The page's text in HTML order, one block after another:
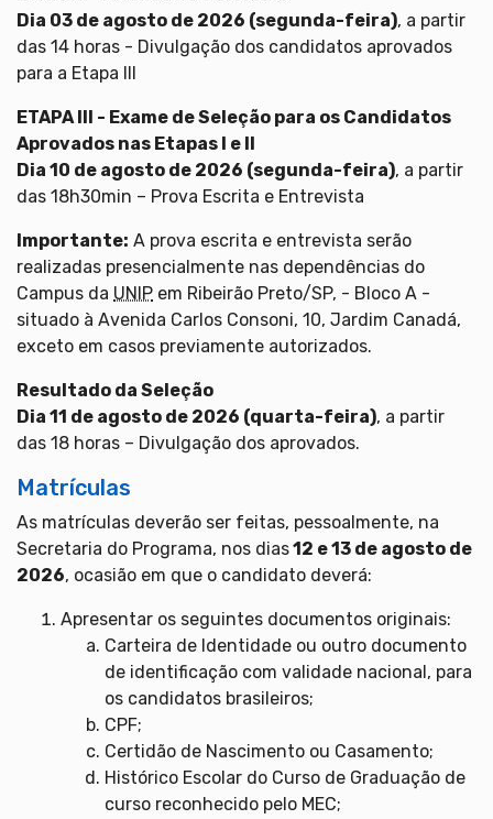
Dia 03 de agosto de 2026 (segunda-feira), a partir
das 14 horas - Divulgação dos candidatos aprovados
para a Etapa III
ETAPA III - Exame de Seleção para os Candidatos
Aprovados nas Etapas I e II
Dia 10 de agosto de 2026 (segunda-feira), a partir
das 18h30min – Prova Escrita e Entrevista
Importante: A prova escrita e entrevista serão
realizadas presencialmente nas dependências do
Campus da UNIP em Ribeirão Preto/SP, - Bloco A -
situado à Avenida Carlos Consoni, 10, Jardim Canadá,
exceto em casos previamente autorizados.
Resultado da Seleção
Dia 11 de agosto de 2026 (quarta-feira), a partir
das 18 horas – Divulgação dos aprovados.
Matrículas
As matrículas deverão ser feitas, pessoalmente, na
Secretaria do Programa, nos dias12 e 13 de agosto de
2026, ocasião em que o candidato deverá:
Apresentar os seguintes documentos originais:
Carteira de Identidade ou outro documento
de identificação com validade nacional, para
os candidatos brasileiros;
CPF;
Certidão de Nascimento ou Casamento;
Histórico Escolar do Curso de Graduação de
curso reconhecido pelo MEC;